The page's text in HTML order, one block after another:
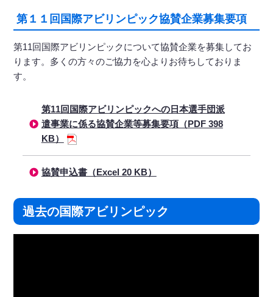
第１１回国際アビリンピック協賛企業募集要項
第11回国際アビリンピックについて協賛企業を募集してお
ります。多くの方々のご協力を心よりお待ちしておりま
す。
第11回国際アビリンピックへの日本選手団派
遣事業に係る協賛企業等募集要項（PDF 398
KB）
協賛申込書（Excel 20 KB）
過去の国際アビリンピック